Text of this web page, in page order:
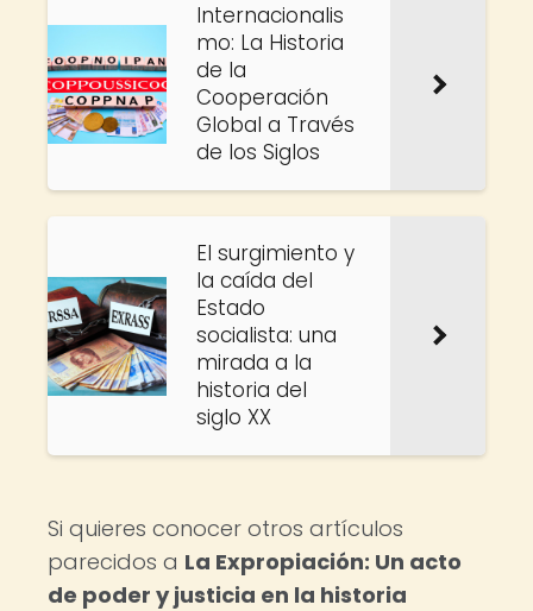
Internacionalis
mo: La Historia
de la
Cooperación
Global a Través
de los Siglos
El surgimiento y
la caída del
Estado
socialista: una
mirada a la
historia del
siglo XX
Si quieres conocer otros artículos
parecidos a La Expropiación: Un acto
de poder y justicia en la historia